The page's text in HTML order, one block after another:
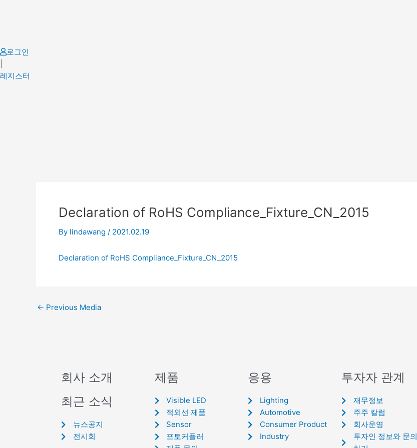
로그인
레지스터
Declaration of RoHS Compliance_Fixture_CN_2015
By lindawang / 2021.02.19
Declaration of RoHS Compliance_Fixture_CN_2015
← Previous Media
회사 소개
최근 소식
뉴스공지
전시회
제품
Visible LED
적외선 제품
Sensor
포토커플러
응용
Lighting
Automotive
Consumer Product
Industry
투자자 관계
재무정보
주주 칼럼
회사운영
투자인 정보와 문의